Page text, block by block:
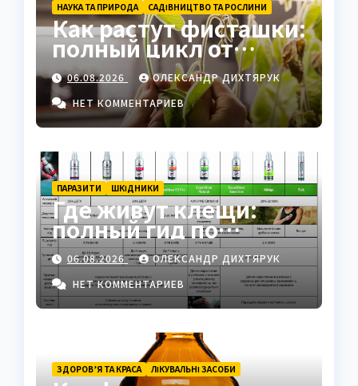
НАУКА ТА ПРИРОДА САДІВНИЦТВО ТА РОСЛИНИ
Как растут фисташки:
полный цикл от
семени до спелого
ореха
06.08.2026
ОЛЕКСАНДР ДИХТЯРУК
НЕТ КОММЕНТАРИЕВ
ПАРАЗИТИ ШКІДНИКИ
Где живут клещи:
полный гид по
биотопам, рискам и
защите
06.08.2026
ОЛЕКСАНДР ДИХТЯРУК
НЕТ КОММЕНТАРИЕВ
ЗДОРОВ’Я ТА КРАСА ЛІКУВАЛЬНІ ЗАСОБИ